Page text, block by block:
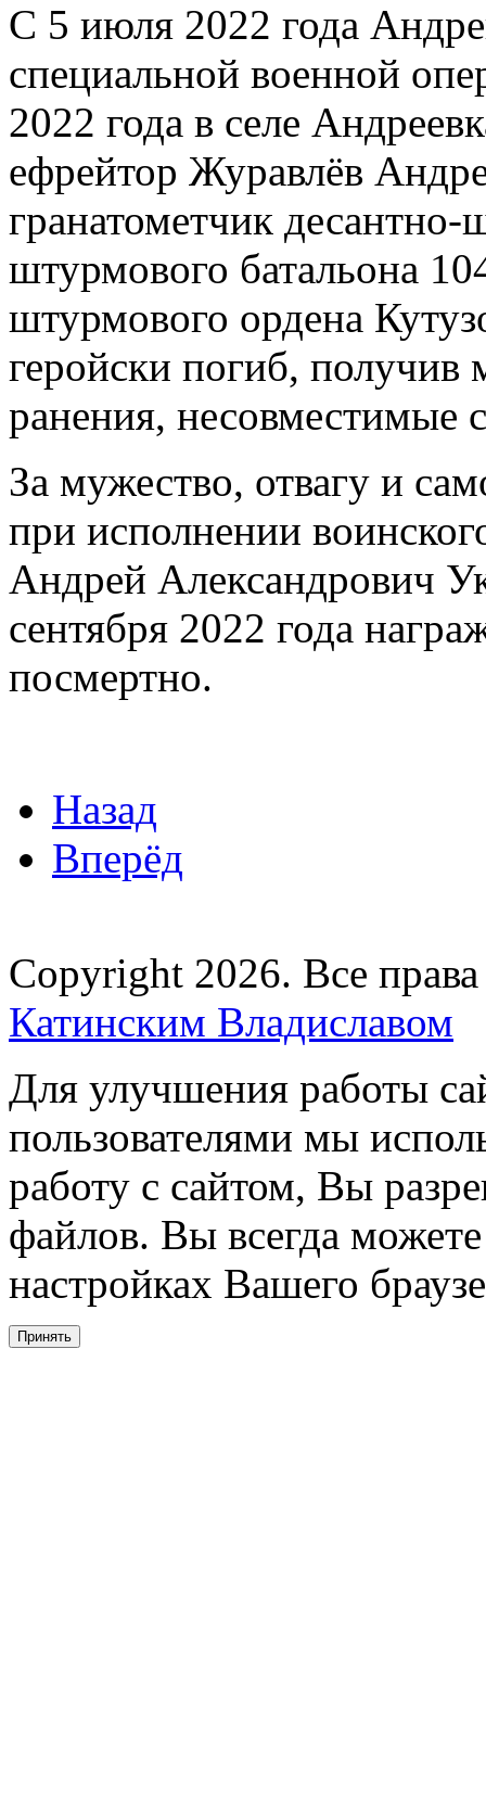
С 5 июля 2022 года
специальной военной
2022 года в селе
ефрейтор Журавлёв
гранатометчик
штурмового батальона
штурмового ордена
геройски погиб,
ранения, несовместимые
За мужество, отвагу и
при исполнении
Андрей Александрович
сентября 2022 года
посмертно.
Назад
Вперёд
Copyright 2026. Все
Катинским Владиславом
Для улучшения работы
пользователями мы
работу с сайтом, Вы
файлов. Вы всегда
настройках Вашего
Принять